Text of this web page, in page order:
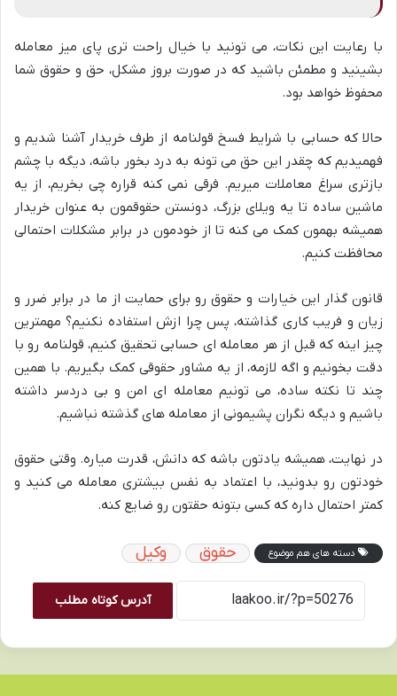
با رعایت این نکات، می تونید با خیال راحت تری پای میز معامله
بشینید و مطمئن باشید که در صورت بروز مشکل، حق و حقوق شما
محفوظ خواهد بود.
حالا که حسابی با شرایط فسخ قولنامه از طرف خریدار آشنا شدیم و
فهمیدیم که چقدر این حق می تونه به درد بخور باشه، دیگه با چشم
بازتری سراغ معاملات میریم. فرقی نمی کنه قراره چی بخریم، از یه
ماشین ساده تا یه ویلای بزرگ، دونستن حقوقمون به عنوان خریدار
همیشه بهمون کمک می کنه تا از خودمون در برابر مشکلات احتمالی
محافظت کنیم.
قانون گذار این خیارات و حقوق رو برای حمایت از ما در برابر ضرر و
زیان و فریب کاری گذاشته، پس چرا ازش استفاده نکنیم؟ مهمترین
چیز اینه که قبل از هر معامله ای حسابی تحقیق کنیم، قولنامه رو با
دقت بخونیم و اگه لازمه، از یه مشاور حقوقی کمک بگیریم. با همین
چند تا نکته ساده، می تونیم معامله ای امن و بی دردسر داشته
باشیم و دیگه نگران پشیمونی از معامله های گذشته نباشیم.
در نهایت، همیشه یادتون باشه که دانش، قدرت میاره. وقتی حقوق
خودتون رو بدونید، با اعتماد به نفس بیشتری معامله می کنید و
کمتر احتمال داره که کسی بتونه حقتون رو ضایع کنه.
دسته های هم موضوع حقوق وکیل
آدرس کوتاه مطلب